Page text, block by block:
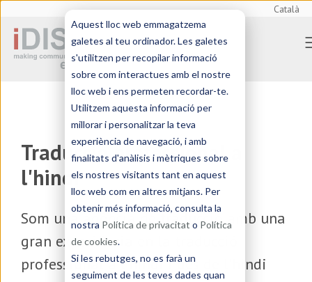
Aquest lloc web emmagatzema
galetes al teu ordinador. Les galetes
s'utilitzen per recopilar informació
sobre com interactues amb el nostre
lloc web i ens permeten recordar-te.
Utilitzem aquesta informació per
millorar i personalitzar la teva
experiència de navegació, i amb
finalitats d'anàlisis i mètriques sobre
els nostres visitants tant en aquest
lloc web com en altres mitjans. Per
obtenir més informació, consulta la
nostra Política de privacitat o Política
de cookies.
Si les rebutges, no es farà un
seguiment de les teves dades quan
Català
Traducció professional a
l'hindi
Som unaagència de traducció amb una
gran experiència en la traducció
professional a l'hindi i des de l'hindi